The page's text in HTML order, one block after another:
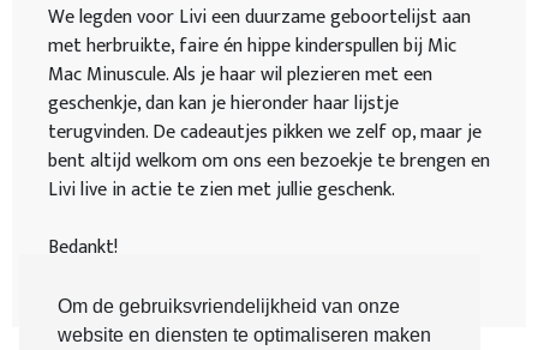
Om de gebruiksvriendelijkheid van onze
website en diensten te optimaliseren maken
We legden voor Livi een duurzame geboortelijst aan
met herbruikte, faire én hippe kinderspullen bij Mic
Mac Minuscule. Als je haar wil plezieren met een
geschenkje, dan kan je hieronder haar lijstje
terugvinden. De cadeautjes pikken we zelf op, maar je
bent altijd welkom om ons een bezoekje te brengen en
Livi live in actie te zien met jullie geschenk.
Bedankt!